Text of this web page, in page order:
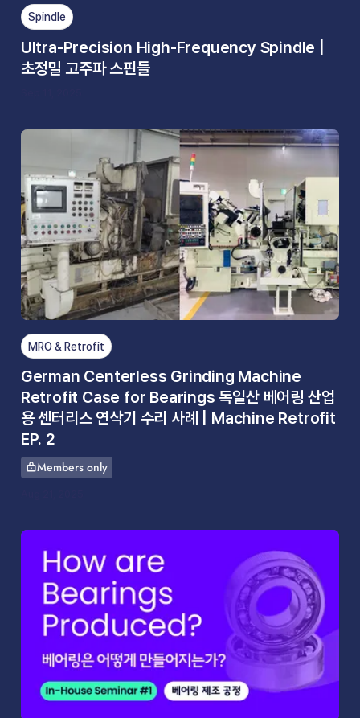
Spindle
Ultra-Precision High-Frequency Spindle |
초정밀 고주파 스핀들
MRO & Retrofit
German Centerless Grinding Machine
Retrofit Case for Bearings 독일산 베어링 산업
용 센터리스 연삭기 수리 사례 | Machine Retrofit
EP. 2
This article is for
Members only